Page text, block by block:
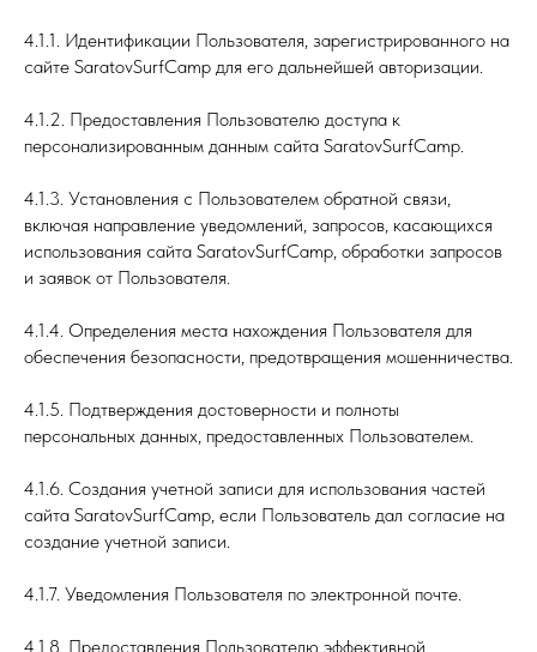
4.1.1. Идентификации Пользователя, зарегистрированного на
сайте SaratovSurfCamp для его дальнейшей авторизации.
4.1.2. Предоставления Пользователю доступа к
персонализированным данным сайта SaratovSurfCamp.
4.1.3. Установления с Пользователем обратной связи,
включая направление уведомлений, запросов, касающихся
использования сайта SaratovSurfCamp, обработки запросов
и заявок от Пользователя.
4.1.4. Определения места нахождения Пользователя для
обеспечения безопасности, предотвращения мошенничества.
4.1.5. Подтверждения достоверности и полноты
персональных данных, предоставленных Пользователем.
4.1.6. Создания учетной записи для использования частей
сайта SaratovSurfCamp, если Пользователь дал согласие на
создание учетной записи.
4.1.7. Уведомления Пользователя по электронной почте.
4.1.8. Предоставления Пользователю эффективной